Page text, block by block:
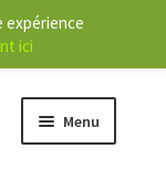
Menu
expérience
ici